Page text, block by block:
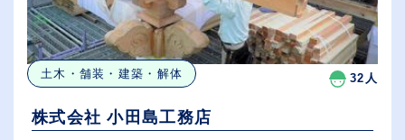
土木・舗装・建築・解体 32人
株式会社 小田島工務店